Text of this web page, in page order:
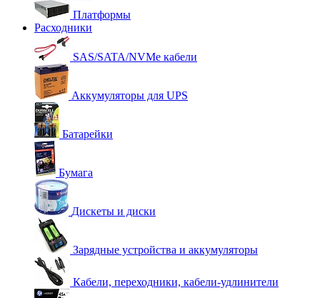
Платформы
Расходники
SAS/SATA/NVMe кабели
Аккумуляторы для UPS
Батарейки
Бумага
Дискеты и диски
Зарядные устройства и аккумуляторы
Кабели, переходники, кабели-удлинители